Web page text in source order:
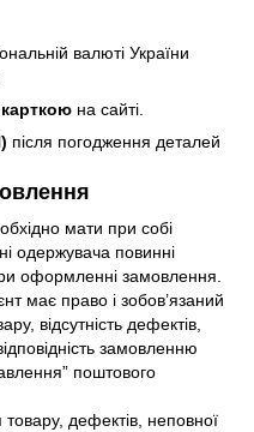
валюті України
на сайті.
після погодження деталей
мати при собі
одержувача повинні
оформленні замовлення.
має право і зобов’язаний
відсутність дефектів,
замовленню
поштового
дефектів, неповної